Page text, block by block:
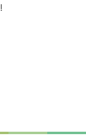
je ingelogd